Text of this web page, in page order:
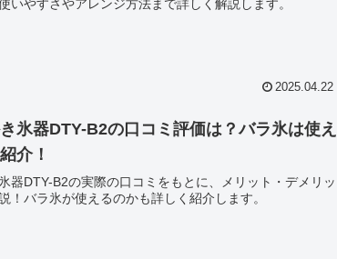
いやすさやアレンジ方法まで詳しく解説します。
2025.04.22
氷器DTY-B2の口コミ評価は？バラ氷は使え
介！
器DTY-B2の実際の口コミをもとに、メリット・デメリッ
！バラ氷が使えるのかも詳しく紹介します。